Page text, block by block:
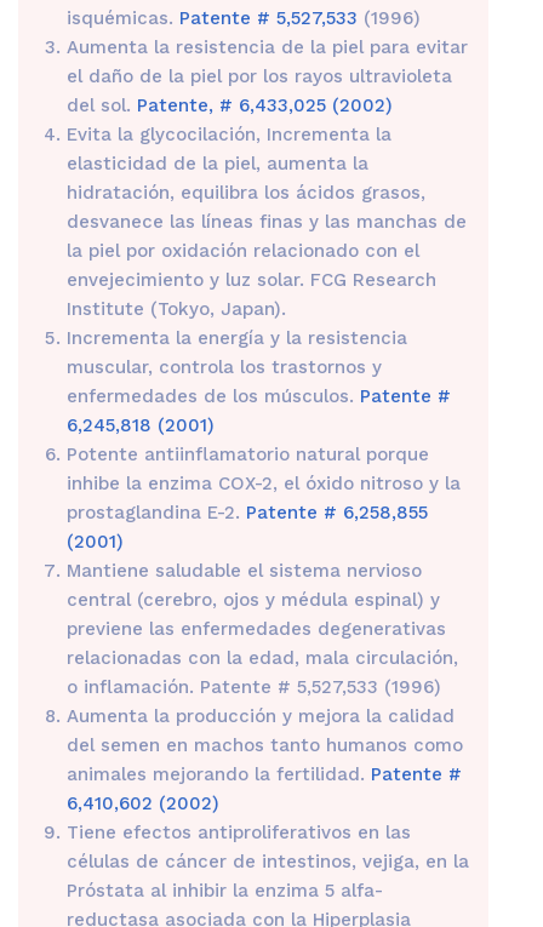
isquémicas. Patente # 5,527,533 (1996)
Aumenta la resistencia de la piel para evitar
el daño de la piel por los rayos ultravioleta
del sol. Patente, # 6,433,025 (2002)
Evita la glycocilación, Incrementa la
elasticidad de la piel, aumenta la
hidratación, equilibra los ácidos grasos,
desvanece las líneas finas y las manchas de
la piel por oxidación relacionado con el
envejecimiento y luz solar. FCG Research
Institute (Tokyo, Japan).
Incrementa la energía y la resistencia
muscular, controla los trastornos y
enfermedades de los músculos. Patente #
6,245,818 (2001)
Potente antiinflamatorio natural porque
inhibe la enzima COX-2, el óxido nitroso y la
prostaglandina E-2. Patente # 6,258,855
(2001)
Mantiene saludable el sistema nervioso
central (cerebro, ojos y médula espinal) y
previene las enfermedades degenerativas
relacionadas con la edad, mala circulación,
o inflamación. Patente # 5,527,533 (1996)
Aumenta la producción y mejora la calidad
del semen en machos tanto humanos como
animales mejorando la fertilidad. Patente #
6,410,602 (2002)
Tiene efectos antiproliferativos en las
células de cáncer de intestinos, vejiga, en la
Próstata al inhibir la enzima 5 alfa-
reductasa asociada con la Hiperplasia